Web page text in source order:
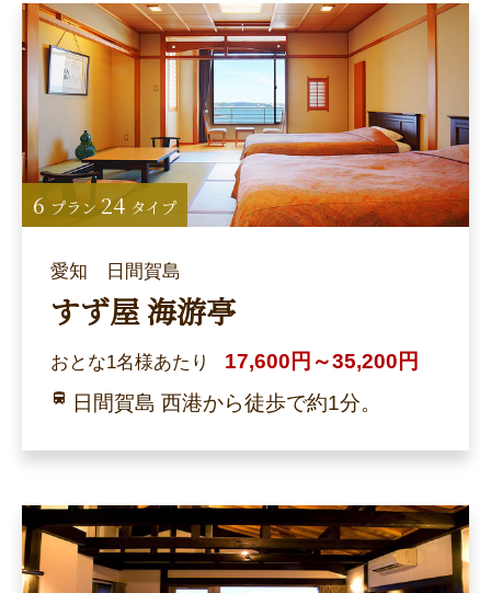
愛知 日間賀島
すず屋 海游亭
おとな1名様あたり
17,600円～35,200円
日間賀島 西港から徒歩で約1分。
6 プラン 24 タイプ